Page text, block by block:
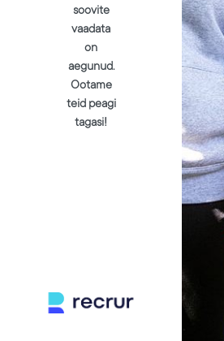
soovite
vaadata
on
aegunud.
Ootame
teid peagi
tagasi!